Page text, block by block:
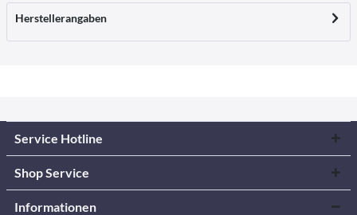
Herstellerangaben
Service Hotline
Shop Service
Informationen